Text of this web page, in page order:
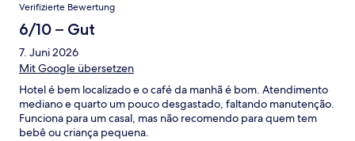
Verifizierte Bewertung
6/10 – Gut
7. Juni 2026
Mit Google übersetzen
Hotel é bem localizado e o café da manhã é bom. Atendimento
mediano e quarto um pouco desgastado, faltando manutenção.
Funciona para um casal, mas não recomendo para quem tem
bebê ou criança pequena.